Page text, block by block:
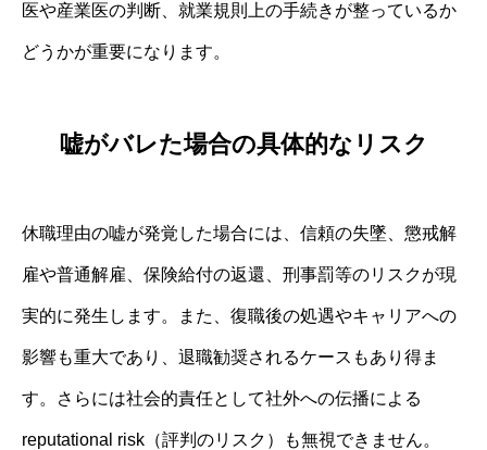
医や産業医の判断、就業規則上の手続きが整っているか
どうかが重要になります。
嘘がバレた場合の具体的なリスク
休職理由の嘘が発覚した場合には、信頼の失墜、懲戒解
雇や普通解雇、保険給付の返還、刑事罰等のリスクが現
実的に発生します。また、復職後の処遇やキャリアへの
影響も重大であり、退職勧奨されるケースもあり得ま
す。さらには社会的責任として社外への伝播による
reputational risk（評判のリスク）も無視できません。